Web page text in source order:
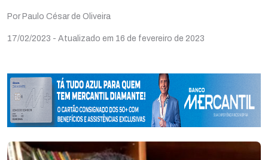
Por Paulo César de Oliveira
17/02/2023 - Atualizado em 16 de fevereiro de 2023